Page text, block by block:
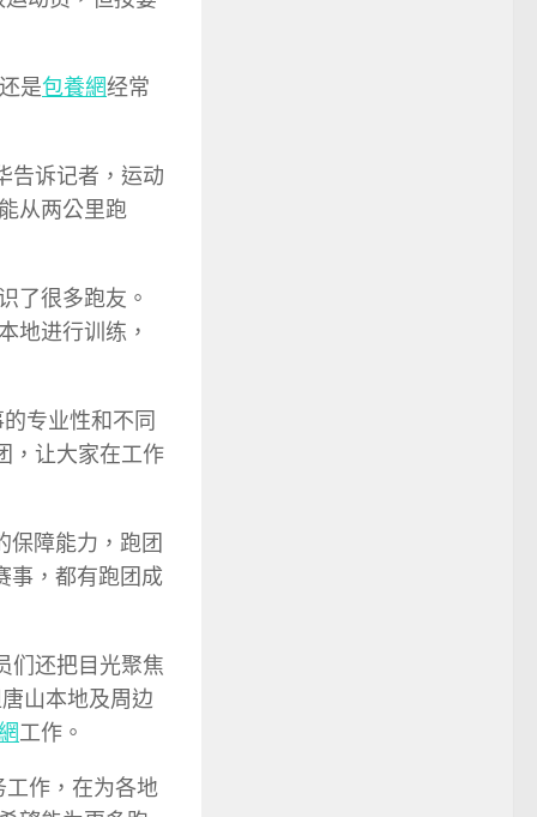
是包養網经常
告诉记者，运动
从两公里跑
了很多跑友。
地进行训练，
专业性和不同
，让大家在工作
保障能力，跑团
事，都有跑团成
们还把目光聚焦
山本地及周边
工作。
工作，在为各地